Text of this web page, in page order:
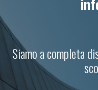
Siamo a completa